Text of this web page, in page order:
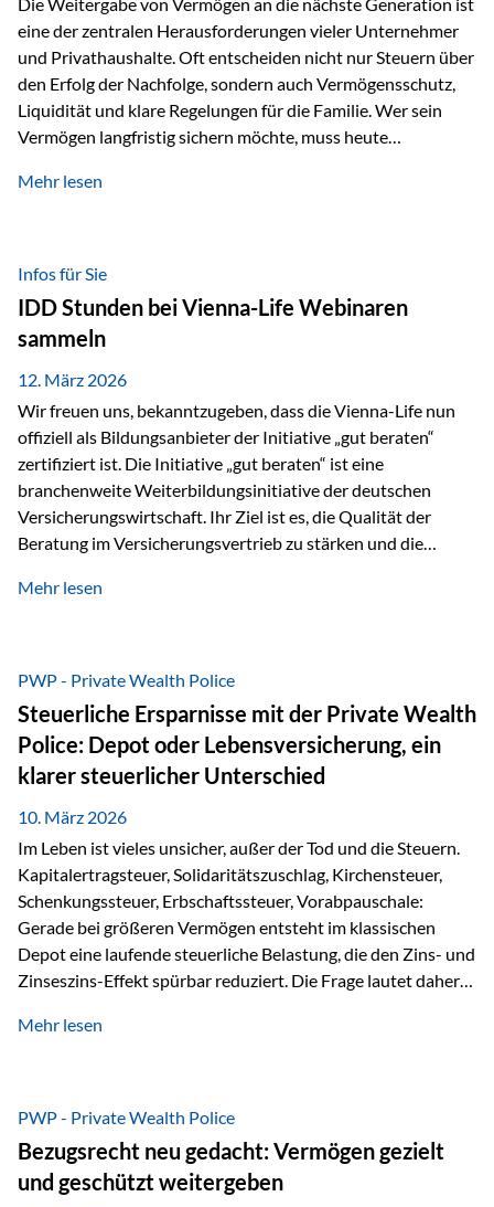
eine der zentralen Herausforderungen vieler Unternehmer
und Privathaushalte. Oft entscheiden nicht nur Steuern über
den Erfolg der Nachfolge, sondern auch Vermögensschutz,
Liquidität und klare Regelungen für die Familie. Wer sein
Vermögen langfristig sichern möchte, muss heute
„Erfolgsformel Liechtenstein“, herausgegeben und verfasst
Vermögensschutz strategisch miteinander verbindet.
Warum klassische Nachfolgeplanung oft scheitert Viele
Vermögen werden erst im Todesfall übertragen. Das kann zu
Problemen führen: Hohe Erbschaftsteuern Streitigkeiten
zwischen Erben Liquiditätsprobleme bei Immobilien…
Mehr lesen
Infos für Sie
IDD Stunden bei Vienna-Life Webinaren
sammeln
12. März 2026
Wir freuen uns, bekanntzugeben, dass die Vienna-Life nun
offiziell als Bildungsanbieter der Initiative „gut beraten“
zertifiziert ist. Die Initiative „gut beraten“ ist eine
branchenweite Weiterbildungsinitiative der deutschen
Versicherungswirtschaft. Ihr Ziel ist es, die Qualität der
Beratung im Versicherungsvertrieb zu stärken und die
Personen transparent zu dokumentieren. Seit der
Stunden pro Jahr für vertrieblich tätige Personen in der
Versicherungsbranche. Über die Weiterbildungsdatenbank
von „gut beraten“ können absolvierte Bildungsmaßnahmen
zentral erfasst und dokumentiert werden. „gut beraten“
zertifiziert Als zertifizierter Bildungsanbieter können unsere
Webinare nun für die…
Mehr lesen
PWP - Private Wealth Police
Steuerliche Ersparnisse mit der Private Wealth
Police: Depot oder Lebensversicherung, ein
klarer steuerlicher Unterschied
10. März 2026
Im Leben ist vieles unsicher, außer der Tod und die Steuern.
Kapitalertragsteuer, Solidaritätszuschlag, Kirchensteuer,
Schenkungssteuer, Erbschaftssteuer, Vorabpauschale:
Gerade bei größeren Vermögen entsteht im klassischen
Depot eine laufende steuerliche Belastung, die den Zins- und
Zinseszins-Effekt spürbar reduziert. Die Frage lautet daher:
nicht laufend Kapital entziehen – sondern möglichst lange im
Privatdepot fallen an: Abgeltungssteuer Fondsbesteuerung
(Vorabpauschale, Teilfreistellung) Kein steuerlicher Abzug
der Vermögensverwaltungs-Gebühren /
Depotbankgebühren Jährliches Steuerreporting erforderlich
Mehr lesen
PWP - Private Wealth Police
Bezugsrecht neu gedacht: Vermögen gezielt
und geschützt weitergeben